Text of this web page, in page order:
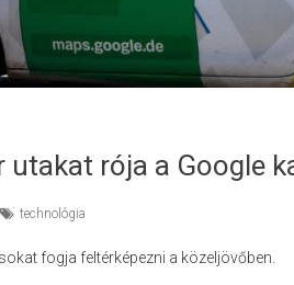
utakat rója a Google
technológia
fogja feltérképezni a közeljövőben.